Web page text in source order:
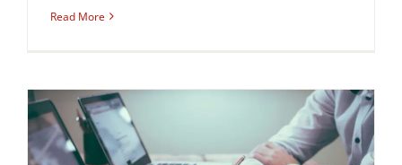
Read More